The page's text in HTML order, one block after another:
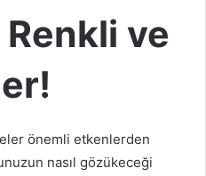
Renkli ve
önemli etkenlerden
nasıl gözükeceği